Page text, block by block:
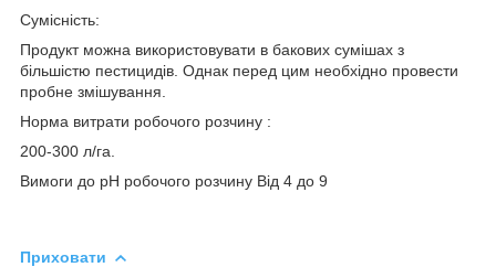
Сумісність:
Продукт можна використовувати в бакових сумішах з
більшістю пестицидів. Однак перед цим необхідно провести
пробне змішування.
Норма витрати робочого розчину :
200-300 л/га.
Вимоги до рН робочого розчину Від 4 до 9
Приховати